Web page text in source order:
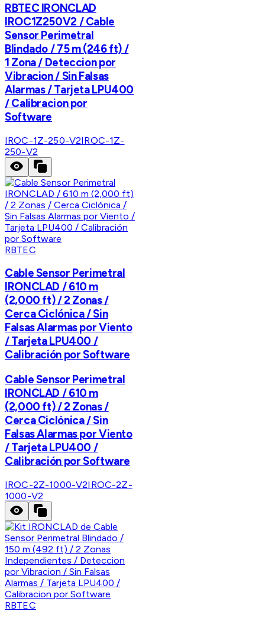
RBTEC IRONCLAD
IROC1Z250V2 / Cable
Sensor Perimetral
Blindado / 75 m (246 ft) /
1 Zona / Deteccion por
Vibracion / Sin Falsas
Alarmas / Tarjeta LPU400
/ Calibracion por
Software
IROC-1Z-250-V2IROC-1Z-
250-V2
RBTEC
Cable Sensor Perimetral
IRONCLAD / 610 m
(2,000 ft) / 2 Zonas /
Cerca Ciclónica / Sin
Falsas Alarmas por Viento
/ Tarjeta LPU400 /
Calibración por Software
Cable Sensor Perimetral
IRONCLAD / 610 m
(2,000 ft) / 2 Zonas /
Cerca Ciclónica / Sin
Falsas Alarmas por Viento
/ Tarjeta LPU400 /
Calibración por Software
IROC-2Z-1000-V2IROC-2Z-
1000-V2
RBTEC